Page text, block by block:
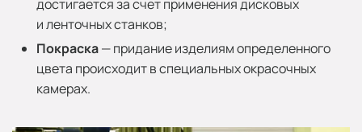
достигается за счет применения дисковых
и ленточных станков;
Покраска— придание изделиям определенного
цвета происходит в специальных окрасочных
камерах.